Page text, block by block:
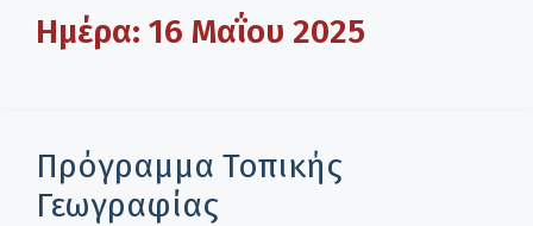
Ημέρα: 16 Μαΐου 2025
Πρόγραμμα Τοπικής
Γεωγραφίας